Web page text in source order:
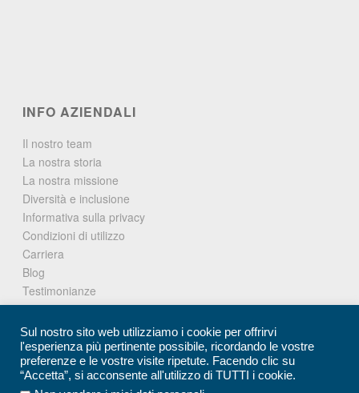
INFO AZIENDALI
Il nostro team
La nostra storia
La nostra missione
Diversità e inclusione
Informativa sulla privacy
Condizioni di utilizzo
Carriera
Blog
Testimonianze
Comunicati stampa
Contatto
Sul nostro sito web utilizziamo i cookie per offrirvi
l'esperienza più pertinente possibile, ricordando le vostre
preferenze e le vostre visite ripetute. Facendo clic su
“Accetta”, si acconsente all'utilizzo di TUTTI i cookie.